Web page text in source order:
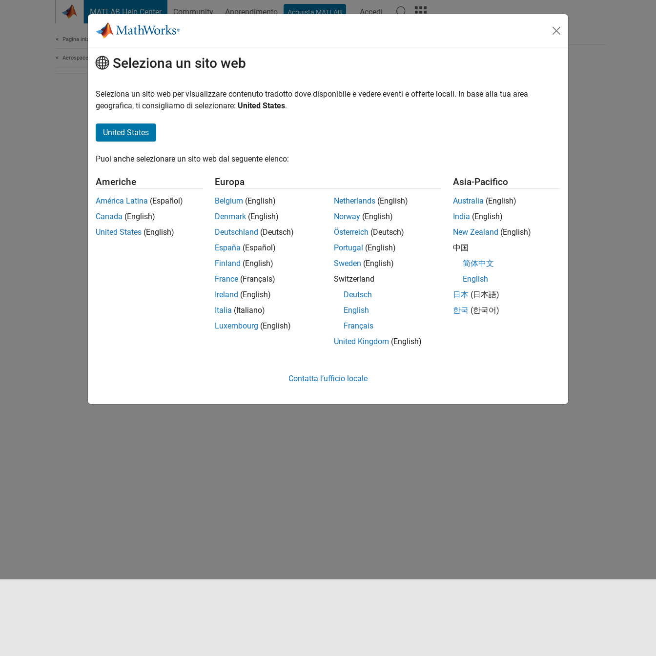
MATLAB Help Center Community Apprendimento Acquista MATLAB Accedi
Pagina iniziale della documentazione
Aerospace and Defense
How useful was this information?
Seleziona un sito web
Seleziona un sito web per visualizzare contenuto tradotto dove disponibile e vedere eventi e offerte locali. In base alla tua area
geografica, ti consigliamo di selezionare: United States.
United States
Puoi anche selezionare un sito web dal seguente elenco:
Americhe
América Latina (Español)
Canada (English)
United States (English)
Europa
Belgium (English)
Denmark (English)
Deutschland (Deutsch)
España (Español)
Finland (English)
France (Français)
Ireland (English)
Italia (Italiano)
Luxembourg (English)
Netherlands (English)
Norway (English)
Österreich (Deutsch)
Portugal (English)
Sweden (English)
Switzerland
Deutsch
English
Français
United Kingdom (English)
Asia-Pacifico
Australia (English)
India (English)
New Zealand (English)
中国
简体中文
English
日本 (日本語)
한국 (한국어)
Contatta l’ufficio locale